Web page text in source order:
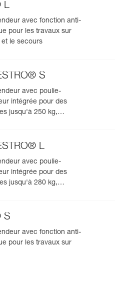
L
avec fonction anti-
pour les travaux sur
le secours
S
avec poulie-
intégrée pour des
jusqu'à 250 kg,
L
avec poulie-
intégrée pour des
jusqu'à 280 kg,
S
avec fonction anti-
pour les travaux sur